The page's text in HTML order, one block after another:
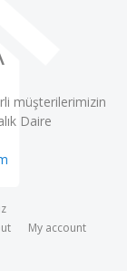
müşterilerimizin
Daire
My account